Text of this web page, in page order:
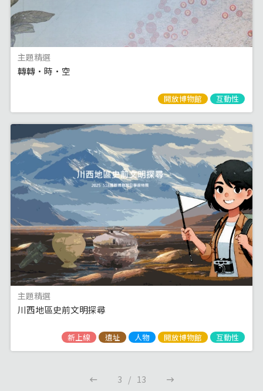
主題精選
轉轉·時·空
開放博物館 互動性
主題精選
川西地區史前文明探尋
新上線 遺址 人物 開放博物館 互動性
3 / 13